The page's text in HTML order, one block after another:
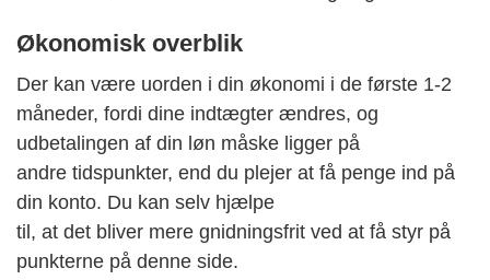
Økonomisk overblik
Der kan være uorden i din økonomi i de første 1-2
måneder, fordi dine indtægter ændres, og
udbetalingen af din løn måske ligger på
andre tidspunkter, end du plejer at få penge ind på
din konto. Du kan selv hjælpe
til, at det bliver mere gnidningsfrit ved at få styr på
punkterne på denne side.